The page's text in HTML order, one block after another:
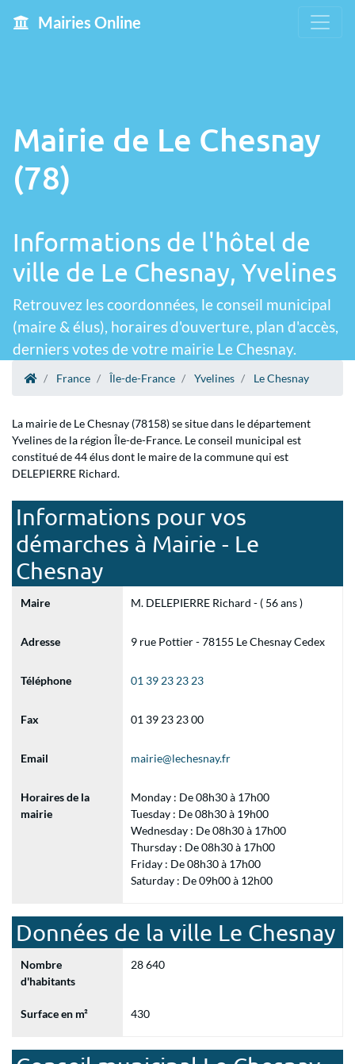
Mairies Online
Mairie de Le Chesnay
(78)
Informations de l'hôtel de
ville de Le Chesnay, Yvelines
Retrouvez les coordonnées, le conseil municipal
(maire & élus), horaires d'ouverture, plan d'accès,
derniers votes de votre mairie Le Chesnay.
France Île-de-France Yvelines Le Chesnay
La mairie de Le Chesnay (78158) se situe dans le département
Yvelines de la région Île-de-France. Le conseil municipal est
constitué de 44 élus dont le maire de la commune qui est
DELEPIERRE Richard.
Informations pour vos
démarches à Mairie - Le
Chesnay
Maire M. DELEPIERRE Richard - ( 56 ans )
Adresse 9 rue Pottier - 78155 Le Chesnay Cedex
Téléphone 01 39 23 23 23
Fax 01 39 23 23 00
Email mairie@lechesnay.fr
Horaires de la
mairie
Monday : De 08h30 à 17h00
Tuesday : De 08h30 à 19h00
Wednesday : De 08h30 à 17h00
Thursday : De 08h30 à 17h00
Friday : De 08h30 à 17h00
Saturday : De 09h00 à 12h00
Données de la ville Le Chesnay
Nombre
d'habitants
28 640
Surface en m² 430